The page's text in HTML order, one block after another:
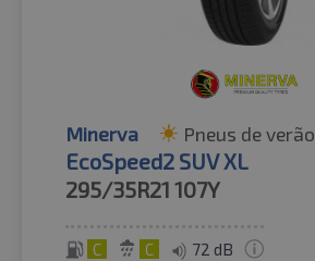
Minerva Pneus de verão
EcoSpeed2 SUV XL
295/35R21 107Y
C C 72 dB